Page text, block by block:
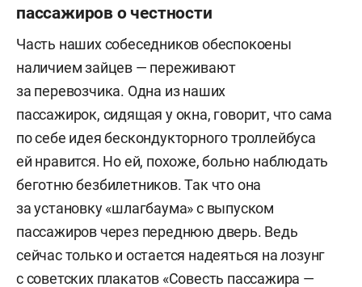
пассажиров о честности
Часть наших собеседников обеспокоены
наличием зайцев — переживают
за перевозчика. Одна из наших
пассажирок, сидящая у окна, говорит, что сама
по себе идея бескондукторного троллейбуса
ей нравится. Но ей, похоже, больно наблюдать
беготню безбилетников. Так что она
за установку «шлагбаума» с выпуском
пассажиров через переднюю дверь. Ведь
сейчас только и остается надеяться на лозунг
с советских плакатов «Совесть пассажира —